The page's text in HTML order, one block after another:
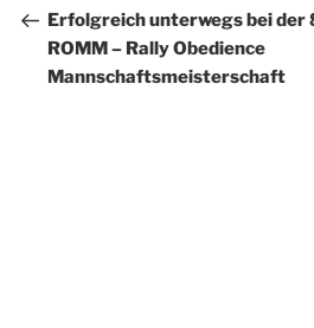
Erfolgreich unterwegs bei der
ROMM – Rally Obedience
Mannschaftsmeisterschaft